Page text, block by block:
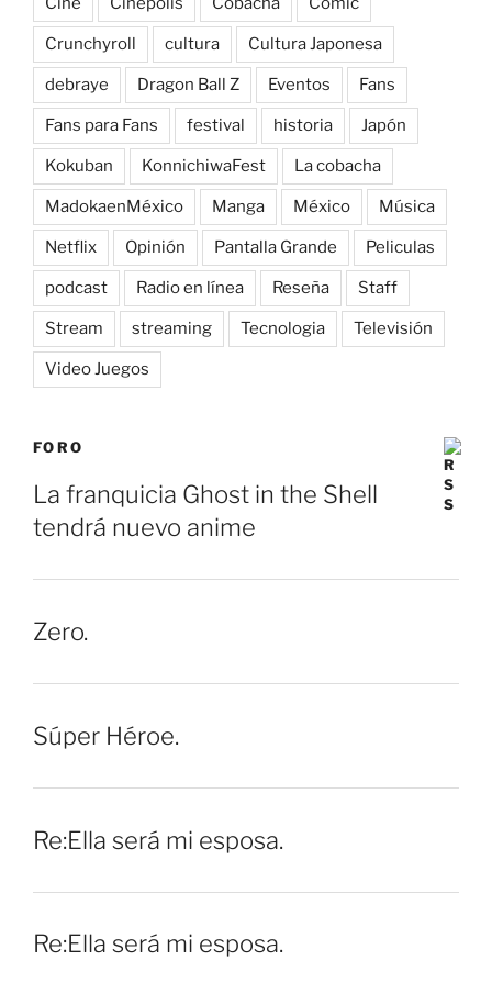
Crunchyroll cultura Cultura Japonesa
debraye Dragon Ball Z Eventos Fans
Fans para Fans festival historia Japón
Kokuban KonnichiwaFest La cobacha
MadokaenMéxico Manga México Música
Netflix Opinión Pantalla Grande Peliculas
podcast Radio en línea Reseña Staff
Stream streaming Tecnologia Televisión
Video Juegos
FORO
La franquicia Ghost in the Shell
tendrá nuevo anime
Zero.
Súper Héroe.
Re:Ella será mi esposa.
Re:Ella será mi esposa.